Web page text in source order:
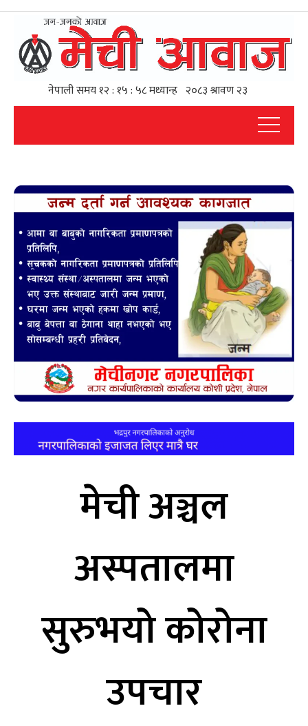
मेची अञ्चल
अस्पतालमा
सुरुभयो कोरोना
उपचार